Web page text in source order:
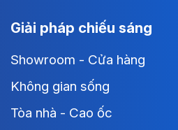
Giải pháp chiếu sáng
Showroom - Cửa hàng
Không gian sống
Tòa nhà - Cao ốc